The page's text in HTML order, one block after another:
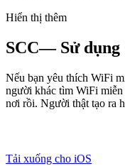
Hiển thị thêm
SCC— Sử dụng
Nếu bạn yêu thích WiFi
người khác tìm WiFi miễn
nơi rồi. Người thật tạo ra
Tải xuống cho iOS